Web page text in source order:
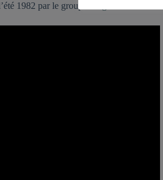
1982 par le groupe